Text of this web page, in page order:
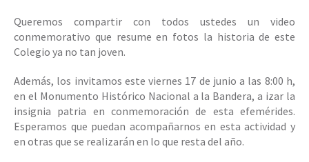
Queremos compartir con todos ustedes un video
conmemorativo que resume en fotos la historia de este
Colegio ya no tan joven.
Además, los invitamos este viernes 17 de junio a las 8:00 h,
en el Monumento Histórico Nacional a la Bandera, a izar la
insignia patria en conmemoración de esta efemérides.
Esperamos que puedan acompañarnos en esta actividad y
en otras que se realizarán en lo que resta del año.